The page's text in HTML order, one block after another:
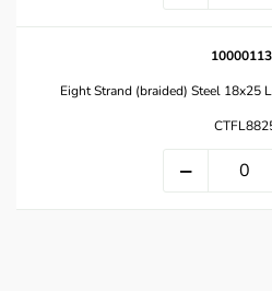
Eight Strand (braided) Steel 18x25